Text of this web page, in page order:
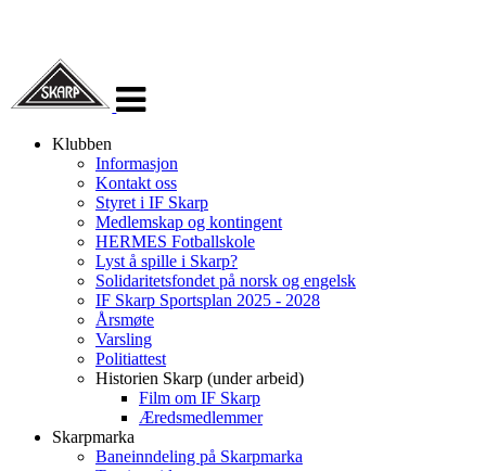
navigasjon
Klubben
Informasjon
Kontakt oss
Styret i IF Skarp
Medlemskap og kontingent
HERMES Fotballskole
Lyst å spille i Skarp?
Solidaritetsfondet på norsk og engelsk
IF Skarp Sportsplan 2025 - 2028
Årsmøte
Varsling
Politiattest
Historien Skarp (under arbeid)
Film om IF Skarp
Æredsmedlemmer
Skarpmarka
Baneinndeling på Skarpmarka